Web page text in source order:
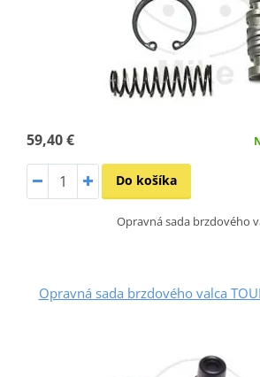
59,40 €
Do košíka
Opravná sada brzdového
Opravná sada brzdového valca